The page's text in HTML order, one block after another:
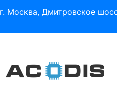
г. Москва, Дмитровское